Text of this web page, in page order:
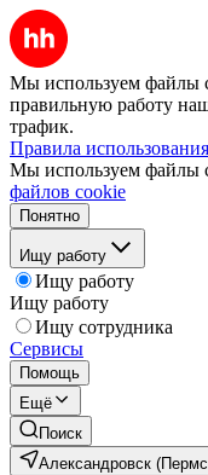
Мы используем файлы
правильную работу
трафик.
Правила
Мы используем файлы
файлов cookie
Понятно
Ищу работу
Ищу работу
Ищу работу
Ищу сотрудника
Сервисы
Помощь
Ещё
Поиск
Александровск